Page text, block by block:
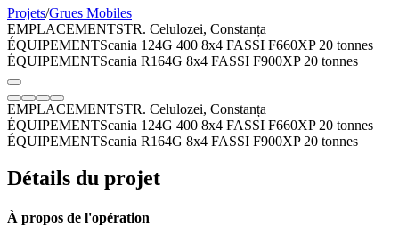
Projets/Grues Mobiles
EMPLACEMENTSTR. Celulozei, Constanța
ÉQUIPEMENTScania 124G 400 8x4 FASSI F660XP 20 tonnes
ÉQUIPEMENTScania R164G 8x4 FASSI F900XP 20 tonnes
EMPLACEMENTSTR. Celulozei, Constanța
ÉQUIPEMENTScania 124G 400 8x4 FASSI F660XP 20 tonnes
ÉQUIPEMENTScania R164G 8x4 FASSI F900XP 20 tonnes
Détails du projet
À propos de l'opération